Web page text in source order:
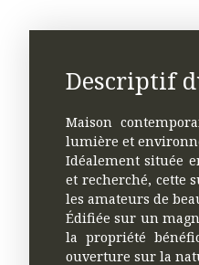
Descriptif
Maison
lumière et
Idéalement située
et recherché, cette
les amateurs de
Édifiée sur un
la propriété
ouverture sur la